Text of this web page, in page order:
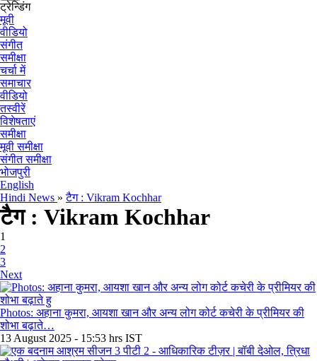
ट्रेन्डिंग
मूवी
वीडियो
संगीत
समीक्षा
चर्चा में
समाचार
वीडियो
तस्वीरें
विशेषताएं
समीक्षा
मूवी समीक्षा
संगीत समीक्षा
भोजपुरी
English
Hindi News »टैग : Vikram Kochhar
टैग : Vikram Kochhar
1
2
3
Next
Photos: अहाना कुमरा, आयशा खान और अन्य लोग कोर्ट कचेरी के प्रीमियर की
शोभा बढ़ाते…
13 August 2025 - 15:53 hrs IST